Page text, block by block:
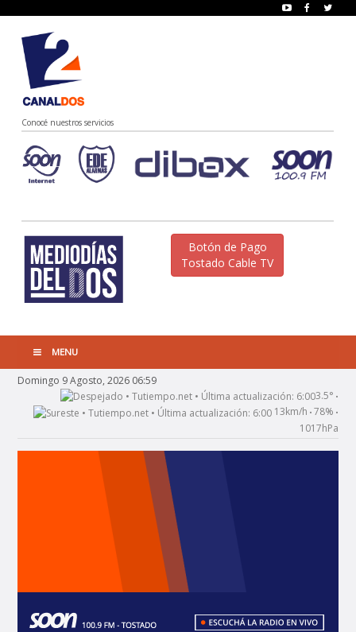
Conocé nuestros servicios
Botón de Pago
Tostado Cable TV
MENU
Domingo 9 Agosto, 2026 06:59
3.5° •
13km/h • 78% •
1017hPa